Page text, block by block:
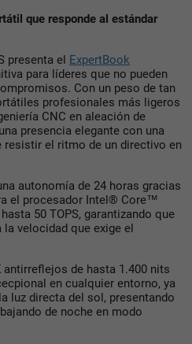
que responde al estándar
presenta el ExpertBook
para líderes que no pueden
Con un peso de tan
profesionales más ligeros
CNC en aleación de
presencia elegante con una
resistir el ritmo de un directivo en
autonomía de 24 horas gracias
el procesador Intel® Core™
50 TOPS, garantizando que
velocidad que exige el
antirreflejos de hasta 1.400 nits
en cualquier entorno, ya
luz directa del sol, presentando
de noche en modo